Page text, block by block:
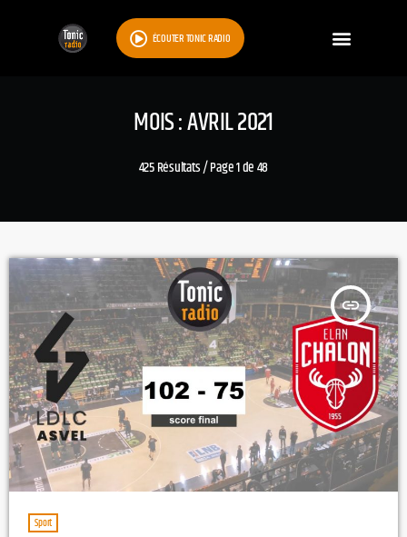
ÉCOUTER TONIC RADIO
MOIS : AVRIL 2021
425 Résultats / Page 1 de 48
insert_link
Sport